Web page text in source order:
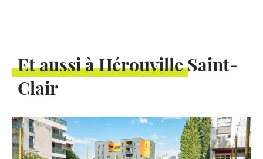
Et aussi à Hérouville Saint-
Clair